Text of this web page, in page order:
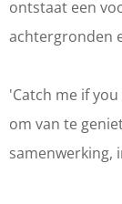
a
l
c
a
c
a
ontstaat een
achtergronden
'Catch me if
om van te
samenwerking,